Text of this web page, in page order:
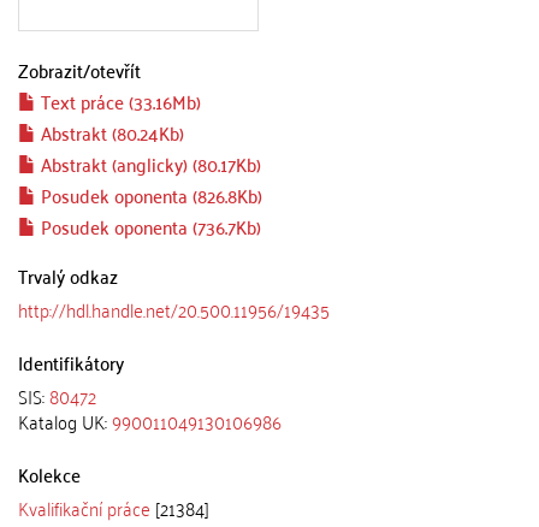
Zobrazit/otevřít
Text práce (33.16Mb)
Abstrakt (80.24Kb)
Abstrakt (anglicky) (80.17Kb)
Posudek oponenta (826.8Kb)
Posudek oponenta (736.7Kb)
Trvalý odkaz
http://hdl.handle.net/20.500.11956/19435
Identifikátory
SIS:80472
Katalog UK:990011049130106986
Kolekce
Kvalifikační práce [21384]